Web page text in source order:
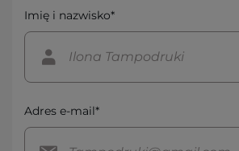
Imię i nazwisko*
Adres e-mail*